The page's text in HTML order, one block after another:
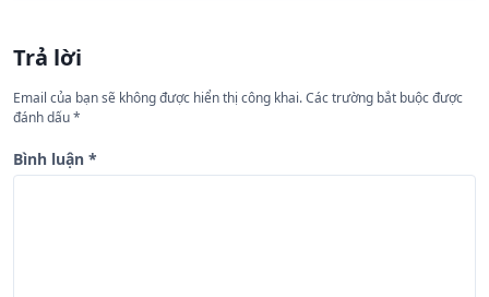
n
b
à
i
Trả lời
Email của bạn sẽ không được hiển thị công khai.Các trường bắt buộc được
đánh dấu*
Bình luận *